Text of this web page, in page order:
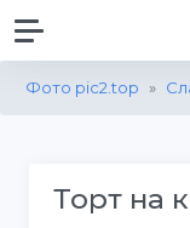
Фото pic2.top »
Торт на